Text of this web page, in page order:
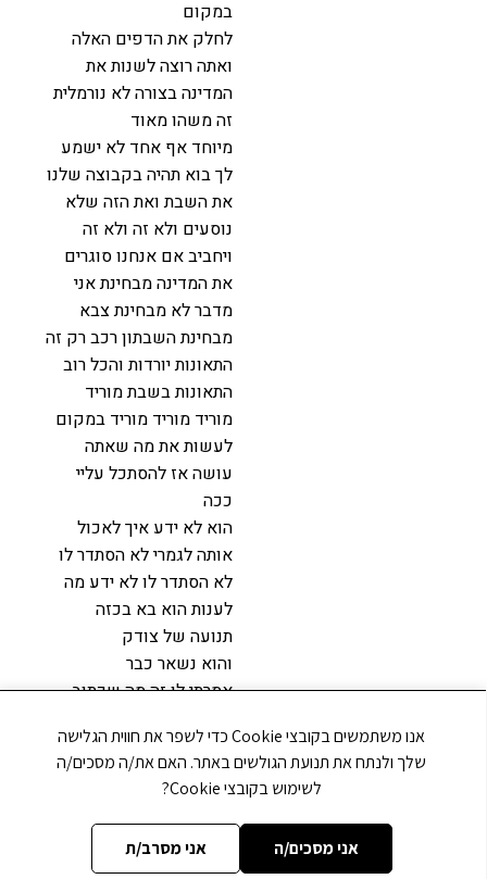
במקום
לחלק את הדפים האלה
ואתה רוצה לשנות את
המדינה בצורה לא נורמלית
זה משהו מאוד
מיוחד אף אחד לא ישמע
לך בוא תהיה בקבוצה שלנו
את השבת ואת הזה שלא
נוסעים ולא זה ולא זה
ויחביב אם אנחנו סוגרים
את המדינה מבחינת אני
מדבר לא מבחינת צבא
מבחינת השבתון רכב רק זה
התאונות יורדות והכל רוב
התאונות בשבת מוריד
מוריד מוריד מוריד במקום
לעשות את מה שאתה
עושה אז להסתכל עליי
ככה
הוא לא ידע איך לאכול
אותה לגמרי לא הסתדר לו
לא הסתדר לו לא ידע מה
לענות הוא בא בכזה
תנועה של צודק
והוא נשאר כבר
אמרתי לו זה מה שכתוב
טובה כשאלוקים נותן
מתנה אז יש לה מה
שנקרא נצחיות ותועלת עד
1000 2014 עד 2014
והלאה מתנה של אלוקים
אנו משתמשים בקובצי Cookie כדי לשפר את חווית הגלישה
שלך ולנתח את תנועת הגולשים באתר. האם את/ה מסכים/ה
לשימוש בקובצי Cookie?
אני מסכים/ה אני מסרב/ת